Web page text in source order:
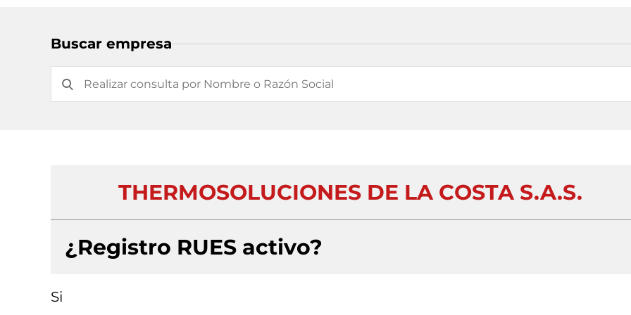
Buscar empresa
THERMOSOLUCIONES DE LA COSTA S.A.S.
¿Registro RUES activo?
Si